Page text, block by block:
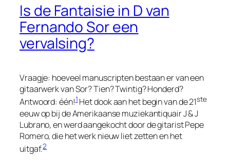
Is de Fantaisie in D van
Fernando Sor een
vervalsing?
Vraagje: hoeveel manuscripten bestaan er van een
gitaarwerk van Sor? Tien? Twintig? Honderd?
Antwoord: één!1Het dook aan het begin van de 21ste
eeuw op bij de Amerikaanse muziekantiquair J & J
Lubrano, en werd aangekocht door de gitarist Pepe
Romero, die het werk nieuw liet zetten en het
uitgaf.2